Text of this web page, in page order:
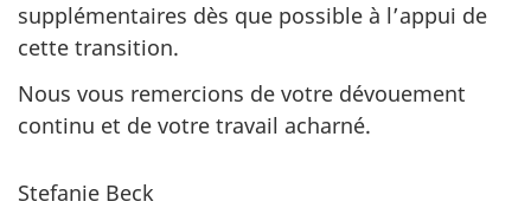
supplémentaires dès que possible à l’appui de
cette transition.
Nous vous remercions de votre dévouement
continu et de votre travail acharné.
Stefanie Beck